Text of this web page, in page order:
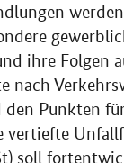
ihre Folgen
nach
Punkten
vertiefte
soll